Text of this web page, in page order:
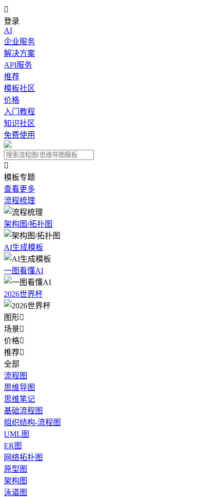

登录
AI
企业服务
解决方案
API服务
推荐
模板社区
价格
入门教程
知识社区
免费使用

模板专题
查看更多
流程梳理
架构图/拓扑图
AI生成模板
一图看懂AI
2026世界杯
图形
场景
价格
推荐
全部
流程图
思维导图
思维笔记
基础流程图
组织结构-流程图
UML图
ER图
网络拓扑图
原型图
架构图
泳道图